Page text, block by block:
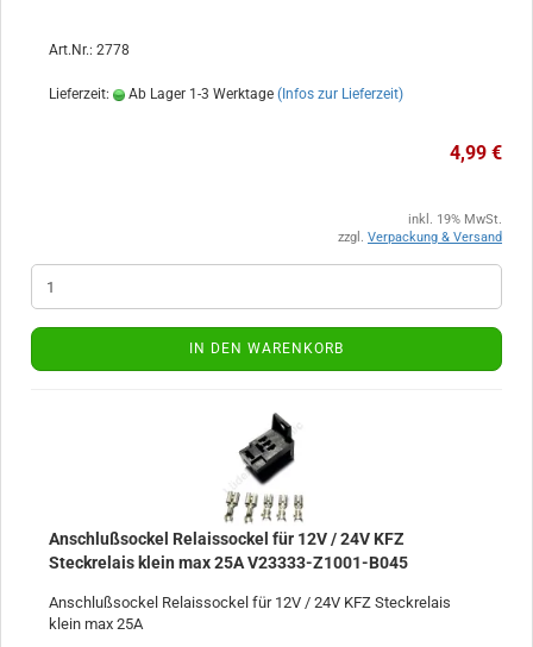
Art.Nr.: 2778
Lieferzeit: Ab Lager 1-3 Werktage (Infos zur Lieferzeit)
4,99 €
inkl. 19% MwSt.
zzgl. Verpackung & Versand
IN DEN WARENKORB
Anschlußsockel Relaissockel für 12V / 24V KFZ
Steckrelais klein max 25A V23333-Z1001-B045
Anschlußsockel Relaissockel für 12V / 24V KFZ Steckrelais
klein max 25A